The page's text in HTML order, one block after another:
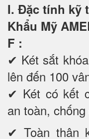
I. Đặc tính kỹ
Khẩu Mỹ
F :
✔ Két sắt
lên đến 100
✔ Két có kết
an toàn,
✔ Toàn thân